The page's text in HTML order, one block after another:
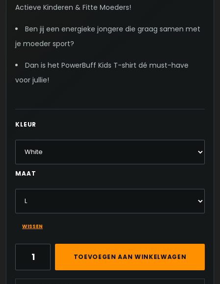
Actieve Kinderen & Fitte Moeders!
Ben jij een energieke jongere die graag samen met
je moeder sport?
Dan is het PowerBuff Kids T-shirt dé must-have
voor jullie!
KLEUR
MAAT
WISSEN
-
SPORTIEF
TOEVOEGEN AAN WINKELWAGEN